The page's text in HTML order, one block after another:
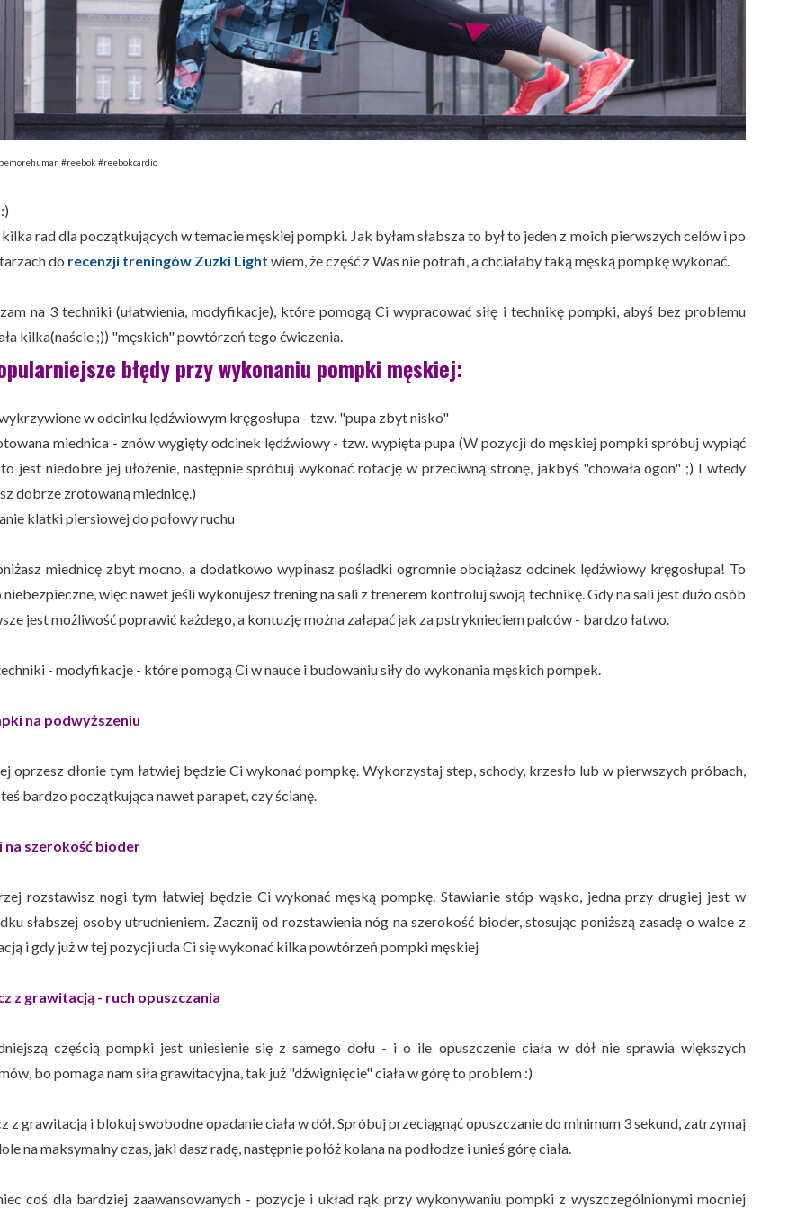
#reebok #reebokcardio
rad dla początkujących w temacie męskiej pompki. Jak byłam słabsza to był to jeden z moich pierwszych celów i po
do recenzji treningów Zuzki Light wiem, że część z Was nie potrafi, a chciałaby taką męską pompkę wykonać.
na 3 techniki (ułatwienia, modyfikacje), które pomogą Ci wypracować siłę i technikę pompki, abyś bez problemu
kilka(naście ;)) "męskich" powtórzeń tego ćwiczenia.
błędy przy wykonaniu pompki męskiej:
w odcinku lędźwiowym kręgosłupa - tzw. "pupa zbyt nisko"
miednica - znów wygięty odcinek lędźwiowy - tzw. wypięta pupa (W pozycji do męskiej pompki spróbuj wypiąć
jest niedobre jej ułożenie, następnie spróbuj wykonać rotację w przeciwną stronę, jakbyś "chowała ogon" ;) I wtedy
dobrze zrotowaną miednicę.)
klatki piersiowej do połowy ruchu
miednicę zbyt mocno, a dodatkowo wypinasz pośladki ogromnie obciążasz odcinek lędźwiowy kręgosłupa! To
więc nawet jeśli wykonujesz trening na sali z trenerem kontroluj swoją technikę. Gdy na sali jest dużo osób
jest możliwość poprawić każdego, a kontuzję można załapać jak za pstryknieciem palców - bardzo łatwo.
- modyfikacje - które pomogą Ci w nauce i budowaniu siły do wykonania męskich pompek.
na podwyższeniu
oprzesz dłonie tym łatwiej będzie Ci wykonać pompkę. Wykorzystaj step, schody, krzesło lub w pierwszych próbach,
bardzo początkująca nawet parapet, czy ścianę.
na szerokość bioder
rozstawisz nogi tym łatwiej będzie Ci wykonać męską pompkę. Stawianie stóp wąsko, jedna przy drugiej jest w
słabszej osoby utrudnieniem. Zacznij od rozstawienia nóg na szerokość bioder, stosując poniższą zasadę o walce z
i gdy już w tej pozycji uda Ci się wykonać kilka powtórzeń pompki męskiej
z grawitacją - ruch opuszczania
częścią pompki jest uniesienie się z samego dołu - i o ile opuszczenie ciała w dół nie sprawia większych
bo pomaga nam siła grawitacyjna, tak już "dźwignięcie" ciała w górę to problem :)
z grawitacją i blokuj swobodne opadanie ciała w dół. Spróbuj przeciągnąć opuszczanie do minimum 3 sekund, zatrzymaj
na maksymalny czas, jaki dasz radę, następnie połóż kolana na podłodze i unieś górę ciała.
coś dla bardziej zaawansowanych - pozycje i układ rąk przy wykonywaniu pompki z wyszczególnionymi mocniej